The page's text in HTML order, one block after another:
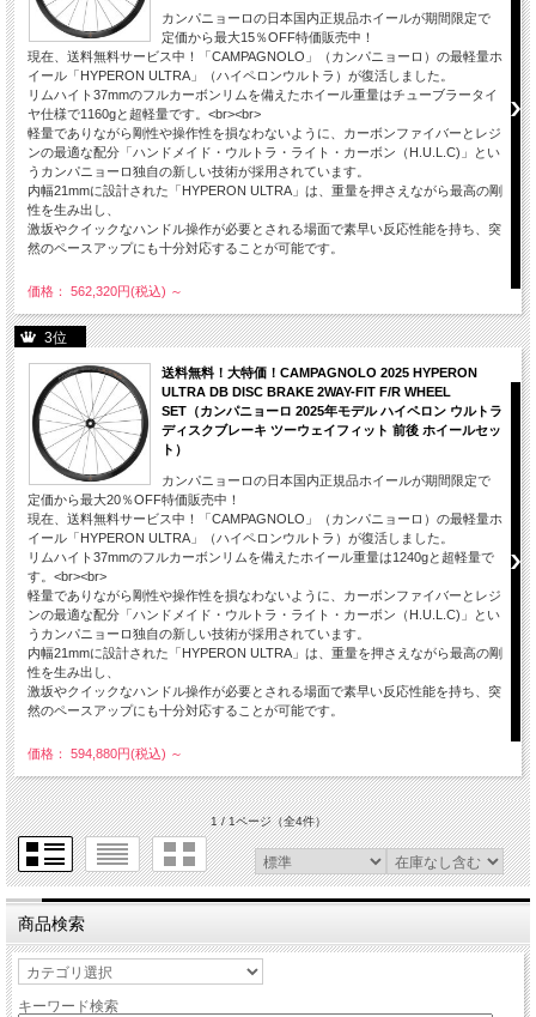
カンパニョーロの日本国内正規品ホイールが期間限定で
定価から最大15％OFF特価販売中！
現在、送料無料サービス中！「CAMPAGNOLO」（カンパニョーロ）の最軽量ホ
イール「HYPERON ULTRA」（ハイペロンウルトラ）が復活しました。
リムハイト37mmのフルカーボンリムを備えたホイール重量はチューブラータイ
ヤ仕様で1160gと超軽量です。<br><br>
軽量でありながら剛性や操作性を損なわないように、カーボンファイバーとレジ
ンの最適な配分「ハンドメイド・ウルトラ・ライト・カーボン（H.U.L.C)」とい
うカンパニョーロ独自の新しい技術が採用されています。
内幅21mmに設計された「HYPERON ULTRA」は、重量を押さえながら最高の剛
性を生み出し、
激坂やクイックなハンドル操作が必要とされる場面で素早い反応性能を持ち、突
然のペースアップにも十分対応することが可能です。
価格： 562,320円(税込) ～
3位
送料無料！大特価！CAMPAGNOLO 2025 HYPERON
ULTRA DB DISC BRAKE 2WAY-FIT F/R WHEEL
SET（カンパニョーロ 2025年モデル ハイペロン ウルトラ
ディスクブレーキ ツーウェイフィット 前後 ホイールセッ
ト）
カンパニョーロの日本国内正規品ホイールが期間限定で
定価から最大20％OFF特価販売中！
現在、送料無料サービス中！「CAMPAGNOLO」（カンパニョーロ）の最軽量ホ
イール「HYPERON ULTRA」（ハイペロンウルトラ）が復活しました。
リムハイト37mmのフルカーボンリムを備えたホイール重量は1240gと超軽量で
す。<br><br>
軽量でありながら剛性や操作性を損なわないように、カーボンファイバーとレジ
ンの最適な配分「ハンドメイド・ウルトラ・ライト・カーボン（H.U.L.C)」とい
うカンパニョーロ独自の新しい技術が採用されています。
内幅21mmに設計された「HYPERON ULTRA」は、重量を押さえながら最高の剛
性を生み出し、
激坂やクイックなハンドル操作が必要とされる場面で素早い反応性能を持ち、突
然のペースアップにも十分対応することが可能です。
価格： 594,880円(税込) ～
1 / 1ページ（全4件）
商品検索
キーワード検索